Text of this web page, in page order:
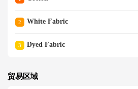
2 White Fabric
3 Dyed Fabric
贸易区域